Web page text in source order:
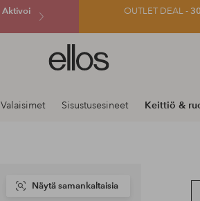
Aktivoi
OUTLET DEAL -
Ellos-
logo
siirry
Valaisimet Sisustusesineet Keittiö &
Näytä samankaltaisia